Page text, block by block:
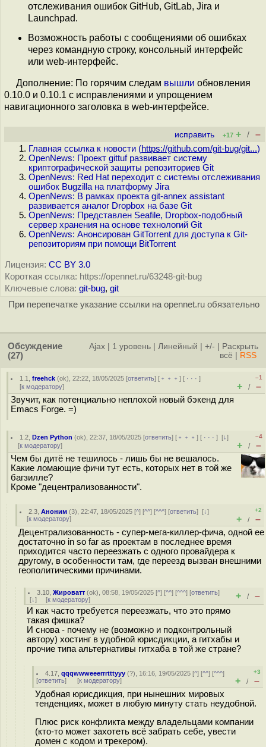
отслеживания ошибок GitHub, GitLab, Jira и
Launchpad.
Возможность работы с сообщениями об ошибках
через командную строку, консольный интерфейс
или web-интерфейс.
Дополнение: По горячим следам вышли обновления
0.10.0 и 0.10.1 c исправлениями и упрощением
навигационного заголовка в web-интерфейсе.
исправить +17 + / –
Главная ссылка к новости (https://github.com/git-bug/git...)
OpenNews: Проект gittuf развивает систему
криптографической защиты репозиториев Git
OpenNews: Red Hat переходит с системы отслеживания
ошибок Bugzilla на платформу Jira
OpenNews: В рамках проекта git-annex assistant
развивается аналог Dropbox на базе Git
OpenNews: Представлен Seafile, Dropbox-подобный
сервер хранения на основе технологий Git
OpenNews: Анонсирован GitTorrent для доступа к Git-
репозиториям при помощи BitTorrent
Лицензия: CC BY 3.0
Короткая ссылка: https://opennet.ru/63248-git-bug
Ключевые слова: git-bug, git
При перепечатке указание ссылки на opennet.ru обязательно
Обсуждение
(27)
Ajax 1 уровень Линейный +/-
Раскрыть
всё
RSS
1.1 ,freehck (ok), 22:22, 18/05/2025 [ответить] [ ﹢﹢﹢] [ · · ·]
[к модератору]
–1
+ / –
Звучит, как потенциально неплохой новый бэкенд для
Emacs Forge. =)
1.2 ,Dzen Python (ok), 22:37, 18/05/2025 [ответить] [ ﹢﹢﹢] [ · · ·][↓]
[к модератору]
–4
+ / –
Чем бы дитё не тешилось - лишь бы не вешалось.
Какие ломающие фичи тут есть, которых нет в той же
багзилле?
Кроме "децентрализованности".
2.3 ,Аноним (3), 22:47, 18/05/2025 [^] [^^] [^^^] [ответить][↓]
[к модератору]
+2
+ / –
Децентрализованность - супер-мега-киллер-фича, одной ее
достаточно in so far as проектам в последнее время
приходится часто переезжать с одного провайдера к
другому, в особенности там, где переезд вызван внешними
геополитическими причинами.
3.10 ,Жироватт (ok), 08:58, 19/05/2025 [^] [^^] [^^^] [ответить]
[↓] [к модератору] + / –
И как часто требуется переезжать, что это прямо
такая фишка?
И снова - почему не (возможно и подконтрольный
автору) хостинг в удобной юрисдикции, а гитхабы и
прочие типа альтернативы гитхаба в той же стране?
4.17 ,qqqwwweeerrrtttyyy (?), 16:16, 19/05/2025 [^] [^^] [^^^]
[ответить] [к модератору]
+3
+ / –
Удобная юрисдикция, при нынешних мировых
тенденциях, может в любую минуту стать неудобной.
Плюс риск конфликта между владельцами компании
(кто-то может захотеть всё забрать себе, увести
домен с кодом и трекером).